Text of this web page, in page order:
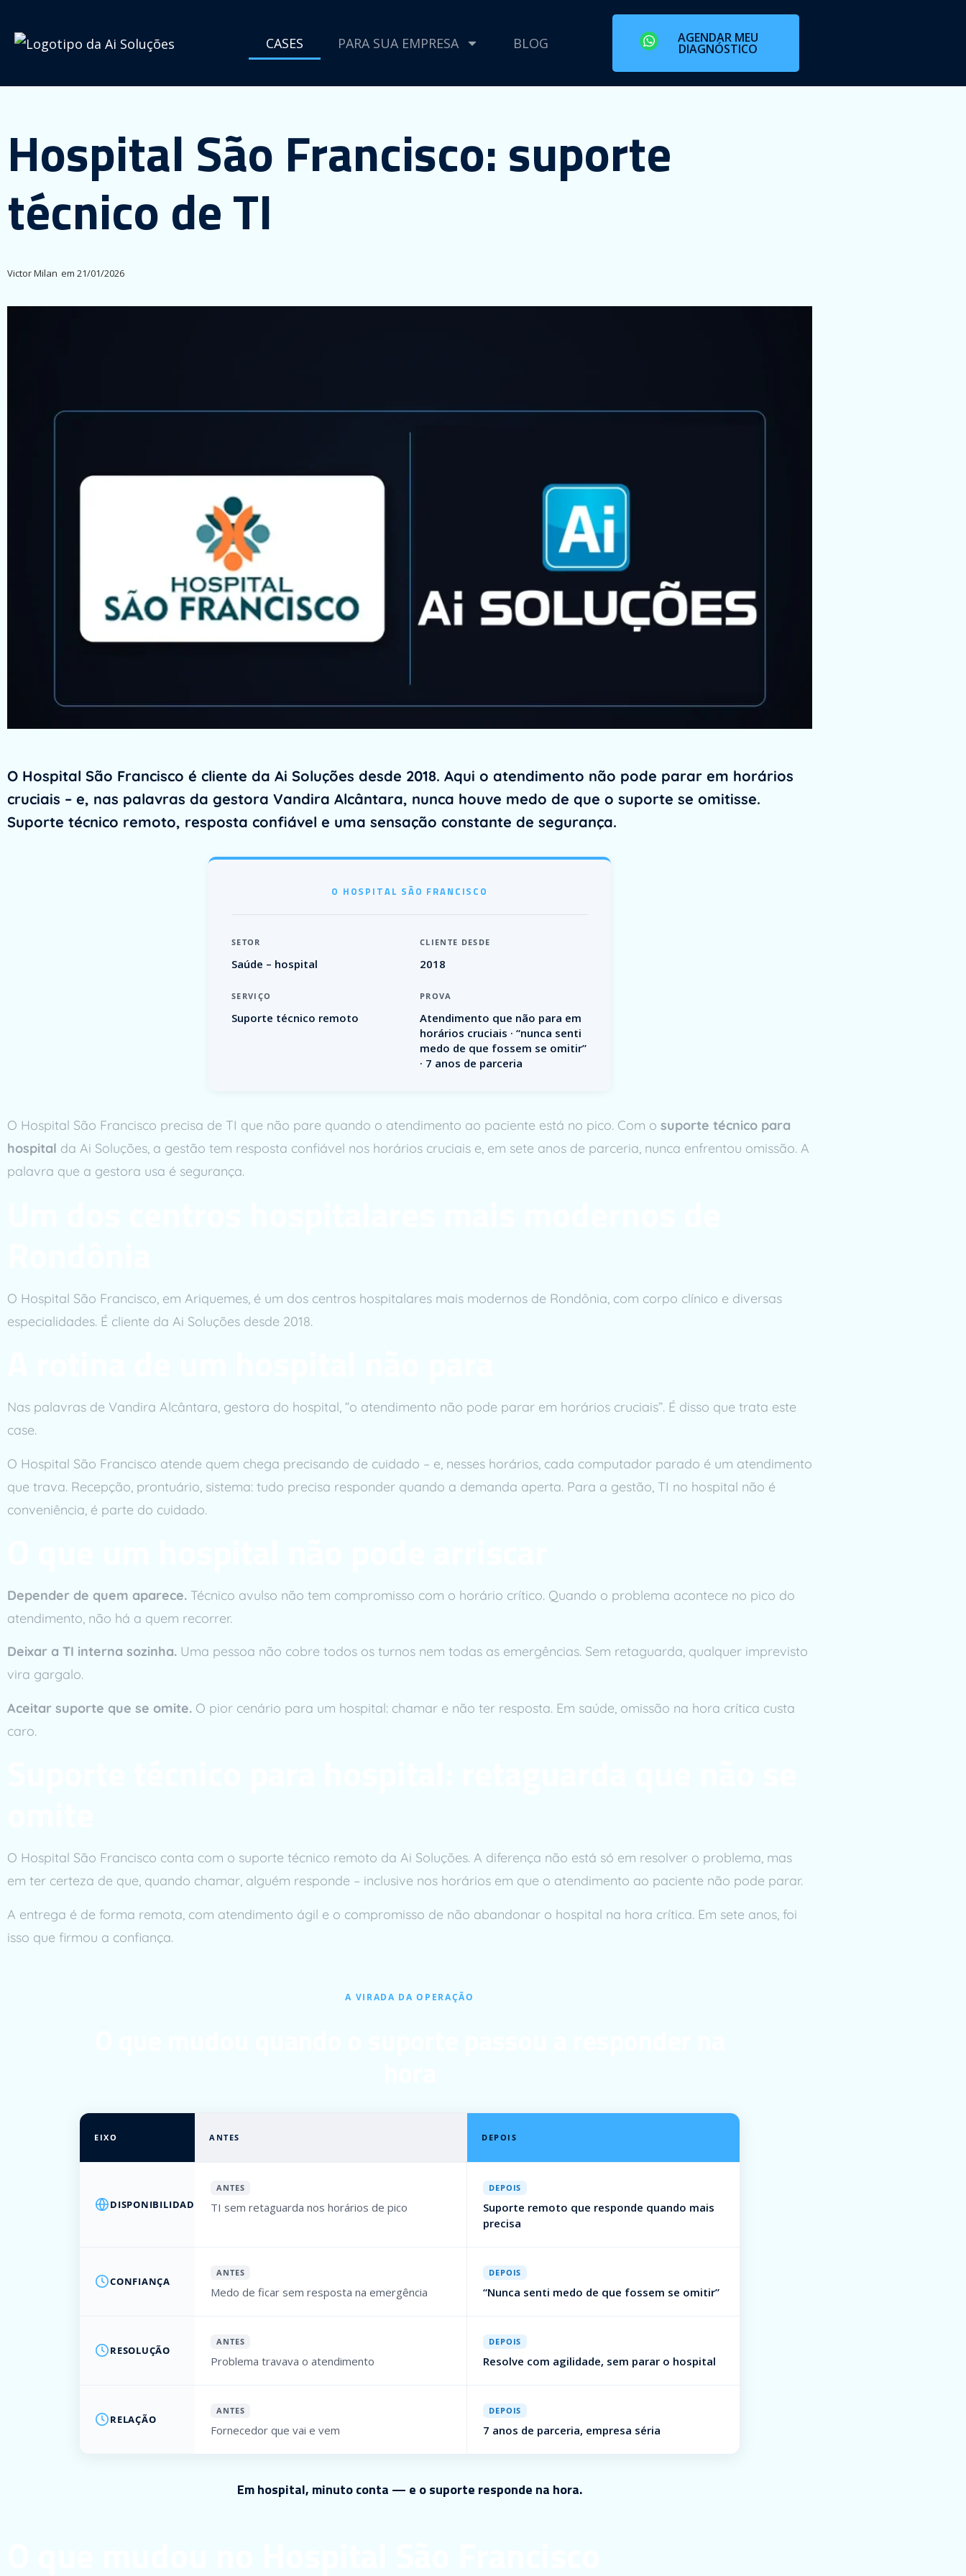
CASES PARA SUA EMPRESA BLOG AGENDAR MEU
DIAGNÓSTICO
Hospital São Francisco: suporte
técnico de TI
Victor Milan em 21/01/2026
O Hospital São Francisco é cliente da Ai Soluções desde 2018. Aqui o atendimento não pode parar em horários
cruciais – e, nas palavras da gestora Vandira Alcântara, nunca houve medo de que o suporte se omitisse.
Suporte técnico remoto, resposta confiável e uma sensação constante de segurança.
O HOSPITAL SÃO FRANCISCO
SETOR
Saúde – hospital
CLIENTE DESDE
2018
SERVIÇO
Suporte técnico remoto
PROVA
Atendimento que não para em
horários cruciais · “nunca senti
medo de que fossem se omitir”
· 7 anos de parceria
O Hospital São Francisco precisa de TI que não pare quando o atendimento ao paciente está no pico. Com o suporte técnico para
hospital da Ai Soluções, a gestão tem resposta confiável nos horários cruciais e, em sete anos de parceria, nunca enfrentou omissão. A
palavra que a gestora usa é segurança.
O Hospital São Francisco, em Ariquemes, é um dos centros hospitalares mais modernos de Rondônia, com corpo clínico e diversas
especialidades. É cliente da Ai Soluções desde 2018.
Nas palavras de Vandira Alcântara, gestora do hospital, “o atendimento não pode parar em horários cruciais”. É disso que trata este
case.
O Hospital São Francisco atende quem chega precisando de cuidado – e, nesses horários, cada computador parado é um atendimento
que trava. Recepção, prontuário, sistema: tudo precisa responder quando a demanda aperta. Para a gestão, TI no hospital não é
conveniência, é parte do cuidado.
Depender de quem aparece. Técnico avulso não tem compromisso com o horário crítico. Quando o problema acontece no pico do
atendimento, não há a quem recorrer.
Deixar a TI interna sozinha. Uma pessoa não cobre todos os turnos nem todas as emergências. Sem retaguarda, qualquer imprevisto
vira gargalo.
Aceitar suporte que se omite. O pior cenário para um hospital: chamar e não ter resposta. Em saúde, omissão na hora crítica custa
caro.
O Hospital São Francisco conta com o suporte técnico remoto da Ai Soluções. A diferença não está só em resolver o problema, mas
em ter certeza de que, quando chamar, alguém responde – inclusive nos horários em que o atendimento ao paciente não pode parar.
A entrega é de forma remota, com atendimento ágil e o compromisso de não abandonar o hospital na hora crítica. Em sete anos, foi
isso que firmou a confiança.
A VIRADA DA OPERAÇÃO
EIXO ANTES DEPOIS
DISPONIBILIDADE
ANTES
TI sem retaguarda nos horários de pico
DEPOIS
Suporte remoto que responde quando mais
precisa
CONFIANÇA
ANTES
Medo de ficar sem resposta na emergência
DEPOIS
“Nunca senti medo de que fossem se omitir”
RESOLUÇÃO
ANTES
Problema travava o atendimento
DEPOIS
Resolve com agilidade, sem parar o hospital
RELAÇÃO
ANTES
Fornecedor que vai e vem
DEPOIS
7 anos de parceria, empresa séria
Em hospital, minuto conta — e o suporte responde na hora.